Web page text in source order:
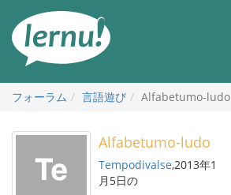
フォーラム
言語遊び Alfabetumo-ludo
Alfabetumo-ludo
Tempodivalse,2013年1
月5日の